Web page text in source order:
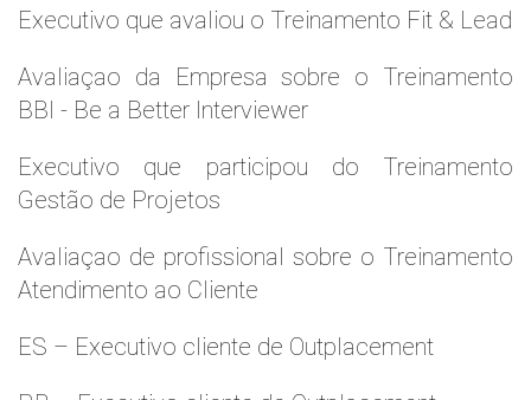
Executivo que avaliou o Treinamento Fit & Lead
Avaliaçao da Empresa sobre o Treinamento
BBI - Be a Better Interviewer
Executivo que participou do Treinamento
Gestão de Projetos
Avaliaçao de profissional sobre o Treinamento
Atendimento ao Cliente
ES – Executivo cliente de Outplacement